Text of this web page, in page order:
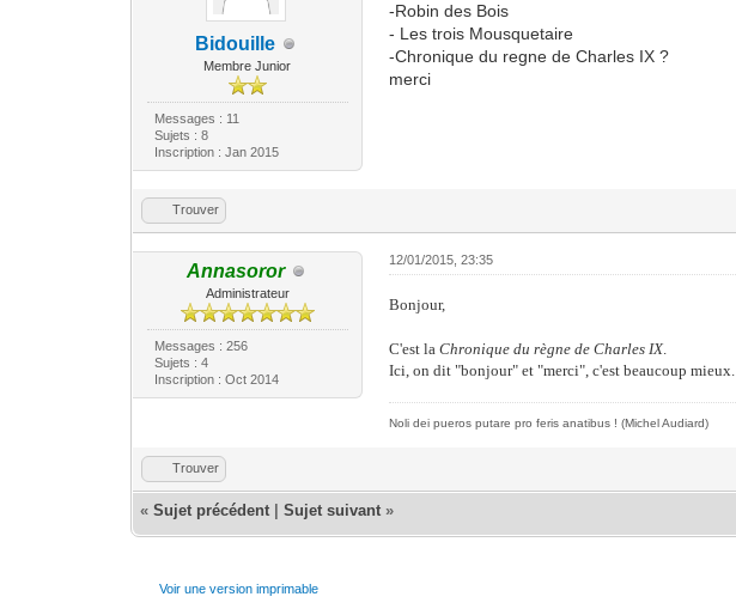
Bidouille
Membre Junior
Messages : 11
Sujets : 8
Inscription : Jan 2015
-Robin des Bois
- Les trois Mousquetaire
-Chronique du regne de Charles IX ?
merci
Trouver
Annasoror
Administrateur
Messages : 256
Sujets : 4
Inscription : Oct 2014
12/01/2015, 23:35
Bonjour,
C'est laChronique du règne de Charles IX.
Ici, on dit "bonjour" et "merci", c'est beaucoup mieux.
Noli dei pueros putare pro feris anatibus !(Michel Audiard)
Trouver
«Sujet précédent |Sujet suivant »
Voir une version imprimable